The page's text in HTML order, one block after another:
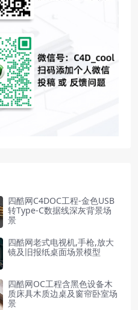
四酷网C4DOC工程-金色USB
转Type-C数据线深灰背景场
景
四酷网老式电视机,手枪,放大
镜及旧报纸桌面场景模型
四酷网OC工程含黑色设备木
质床具木质边桌及窗帘卧室场
景